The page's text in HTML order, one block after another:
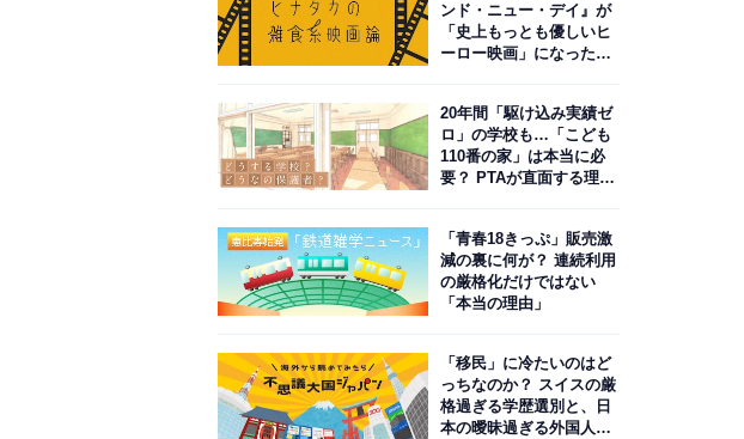
ンド・ニュー・デイ』が
「史上もっとも優しいヒ
ーロー映画」になった理
20年間「駆け込み実績ゼ
ロ」の学校も…「こども
110番の家」は本当に必
要？ PTAが直面する理想
「青春18きっぷ」販売激
減の裏に何が？ 連続利用
の厳格化だけではない
「本当の理由」
「移民」に冷たいのはど
っちなのか？ スイスの厳
格過ぎる学歴選別と、日
本の曖昧過ぎる外国人政